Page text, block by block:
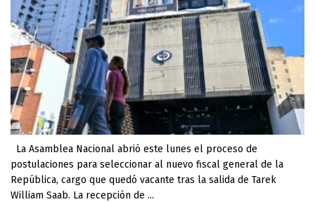
La Asamblea Nacional abrió este lunes el proceso de
postulaciones para seleccionar al nuevo fiscal general de la
República, cargo que quedó vacante tras la salida de Tarek
William Saab. La recepción de ...